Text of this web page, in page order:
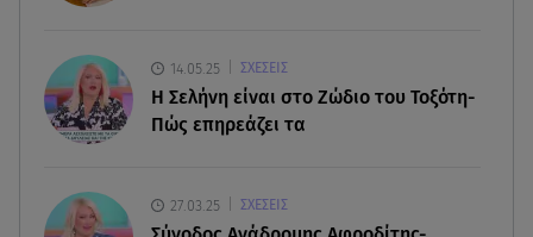
06.08.26 , 09:13
Σάκης Ρουβάς: Άφησε τη σκηνή και φόρεσε
στολή μελισσοκόμου στην Κύθνο
06.08.26 , 09:09
14.05.25 ΣΧΕΣΕΙΣ
H Σελήνη είναι στο Ζώδιο του Τοξότη-
Πώς επηρεάζει τα
27.03.25 ΣΧΕΣΕΙΣ